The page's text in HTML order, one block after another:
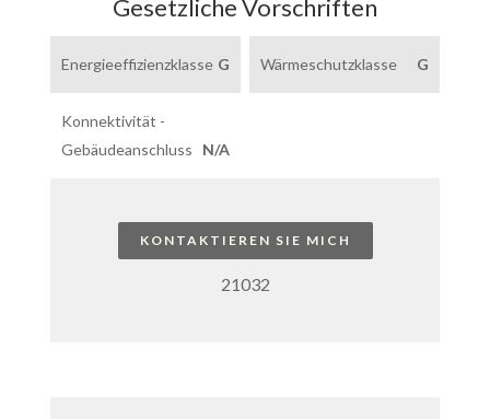
Gesetzliche Vorschriften
Energieeffizienzklasse G Wärmeschutzklasse G
Konnektivität -
Gebäudeanschluss
N/A
KONTAKTIEREN SIE MICH
21032